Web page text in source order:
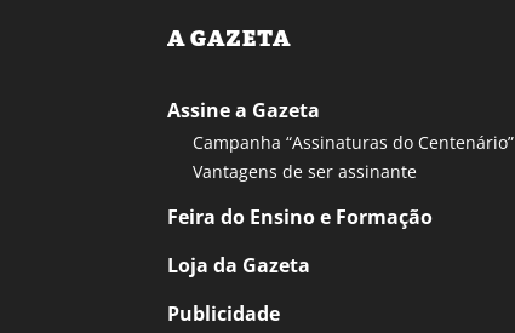
A GAZETA
Assine a Gazeta
Campanha “Assinaturas do Centenário”
Vantagens de ser assinante
Feira do Ensino e Formação
Loja da Gazeta
Publicidade